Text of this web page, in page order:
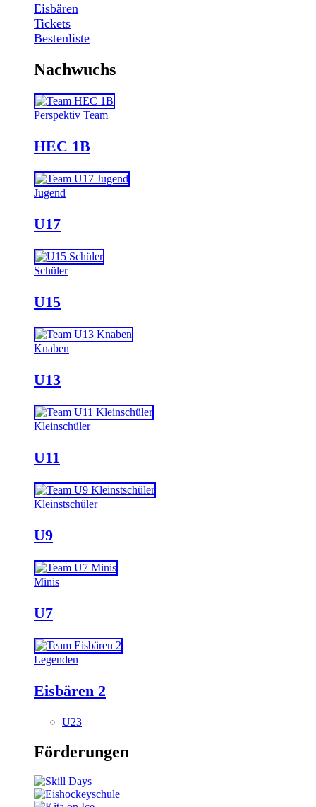
Eisbären
Tickets
Bestenliste
Nachwuchs
Perspektiv Team
HEC 1B
Jugend
U17
Schüler
U15
Knaben
U13
Kleinschüler
U11
Kleinstschüler
U9
Minis
U7
Legenden
Eisbären 2
U23
Förderungen